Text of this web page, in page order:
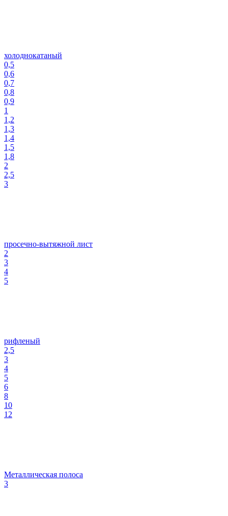
холоднокатаный
0,5
0,6
0,7
0,8
0,9
1
1,2
1,3
1,4
1,5
1,8
2
2,5
3
просечно-вытяжной лист
2
3
4
5
рифленый
2,5
3
4
5
6
8
10
12
Металлическая полоса
3